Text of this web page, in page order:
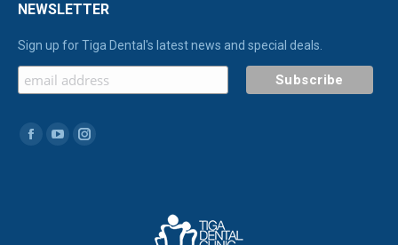
NEWSLETTER
Sign up for Tiga Dental's latest news and special deals.
Find us on:
Facebook
YouTubeInstagram